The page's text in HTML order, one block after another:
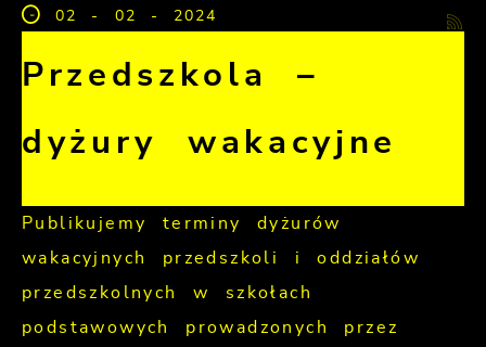
02 - 02 - 2024
Przedszkola –
dyżury wakacyjne
Publikujemy terminy dyżurów
wakacyjnych przedszkoli i oddziałów
przedszkolnych w szkołach
podstawowych prowadzonych przez